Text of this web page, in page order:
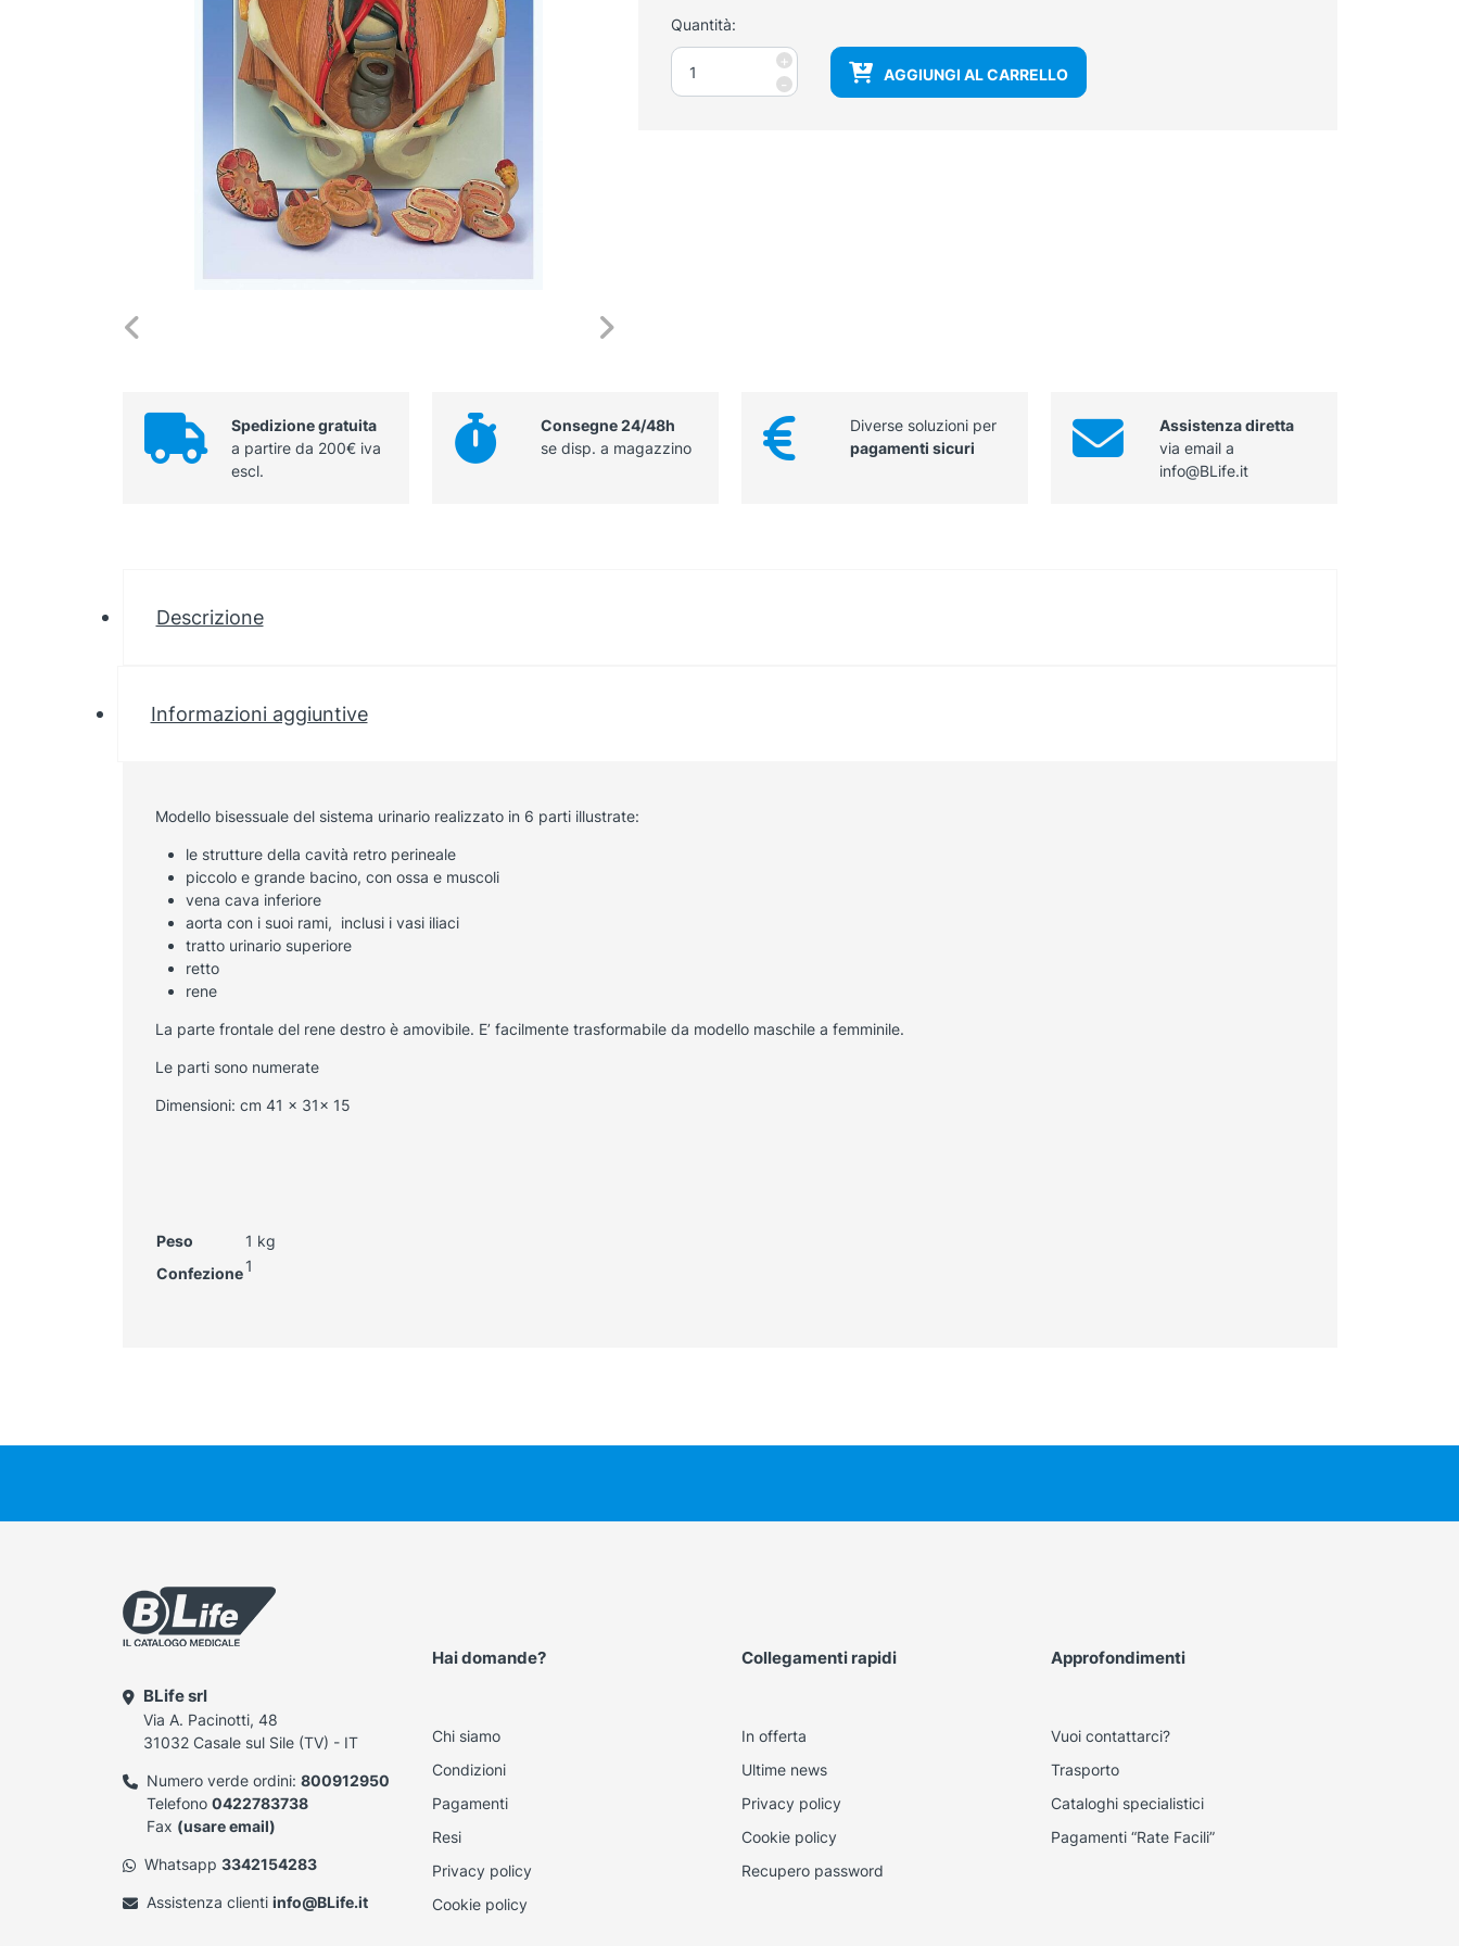
Quantità:
-
Modello
bisessuale
del
+
AGGIUNGI AL CARRELLO
Spedizione gratuita
a partire da 200€ iva
escl.
Consegne 24/48h
se disp. a magazzino
Diverse soluzioni per
pagamenti sicuri
Assistenza diretta
via email a
info@BLife.it
Descrizione
Informazioni aggiuntive
Modello bisessuale del sistema urinario realizzato in 6 parti illustrate:
le strutture della cavità retro perineale
piccolo e grande bacino, con ossa e muscoli
vena cava inferiore
aorta con i suoi rami, inclusi i vasi iliaci
tratto urinario superiore
retto
rene
La parte frontale del rene destro è amovibile. E’ facilmente trasformabile da modello maschile a femminile.
Le parti sono numerate
Dimensioni: cm 41 x 31x 15
Peso
1 kg
Confezione 1
BLife srl
Via A. Pacinotti, 48
31032 Casale sul Sile (TV) - IT
Numero verde ordini: 800912950
Telefono 0422783738
Fax (usare email)
Whatsapp 3342154283
Assistenza clienti info@BLife.it
Hai domande?
Chi siamo
Condizioni
Pagamenti
Resi
Privacy policy
Cookie policy
Collegamenti rapidi
In offerta
Ultime news
Privacy policy
Cookie policy
Recupero password
Approfondimenti
Vuoi contattarci?
Trasporto
Cataloghi specialistici
Pagamenti “Rate Facili”